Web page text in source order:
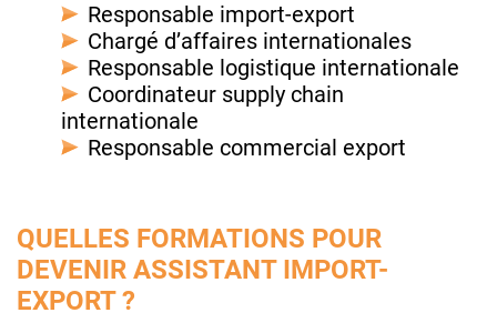
Responsable import-export
Chargé d’affaires internationales
Responsable logistique internationale
Coordinateur supply chain
internationale
Responsable commercial export
QUELLES FORMATIONS POUR
DEVENIR ASSISTANT IMPORT-
EXPORT ?